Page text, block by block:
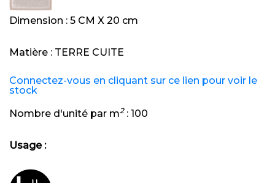
Dimension : 5 CM X 20 cm
Matière : TERRE CUITE
Connectez-vous en cliquant sur ce lien pour voir le
stock
Nombre d'unité par m2: 100
Usage :